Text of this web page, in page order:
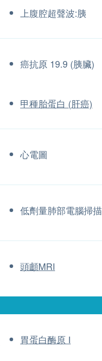
上腹腔超聲波:胰
癌抗原 19.9 (胰臟)
甲種胎蛋白 (肝癌)
心電圖
低劑量肺部電腦掃描
頭顱MRI
胃蛋白酶原 I